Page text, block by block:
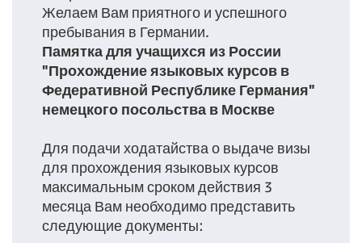
Желаем Вам приятного и успешного
пребывания в Германии.
Памятка для учащихся из России
"Прохождение языковых курсов в
Федеративной Республике Германия"
немецкого посольства в Москве
Для подачи ходатайства о выдаче визы
для прохождения языковых курсов
максимальным сроком действия 3
месяца Вам необходимо представить
следующие документы: